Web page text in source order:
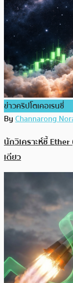
ข่าวคริปโตเคอเรนซี่
ByChannarong
นักวิเคราะห์ชี้
เดียว